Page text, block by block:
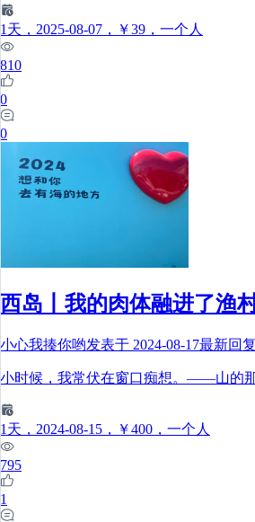
1 天 ，2025-08-07 ，￥39 ，一个人
810
0
0
西岛丨我的肉体融进了渔
小心我揍你哟发表于 2024-08-17最新回复
小时候，我常伏在窗口痴想。——山的
1 天 ，2024-08-15 ，￥400 ，一个人
795
1